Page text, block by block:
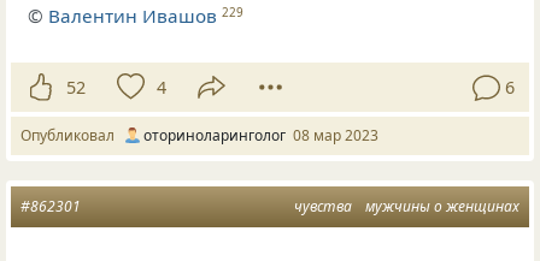
© Валентин Ивашов 229
52 4 6
Опубликовал оториноларинголог 08 мар 2023
чувства мужчины о женщинах
#862301